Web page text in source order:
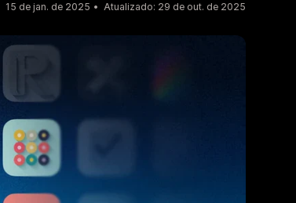
15 de jan. de 2025 Atualizado: 29 de out. de 2025